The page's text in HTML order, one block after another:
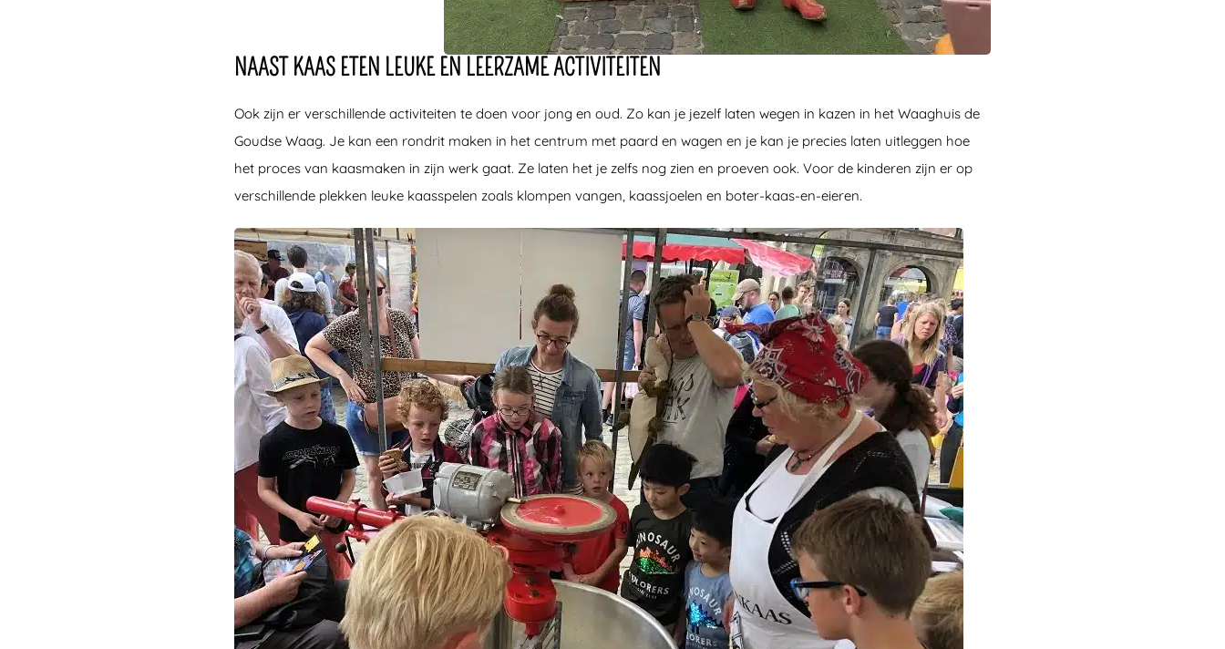
NAAST KAAS ETEN LEUKE EN LEERZAME ACTIVITEITEN
Ook zijn er verschillende activiteiten te doen voor jong en oud. Zo kan je jezelf laten wegen in kazen in het Waaghuis de
Goudse Waag. Je kan een rondrit maken in het centrum met paard en wagen en je kan je precies laten uitleggen hoe
het proces van kaasmaken in zijn werk gaat. Ze laten het je zelfs nog zien en proeven ook. Voor de kinderen zijn er op
verschillende plekken leuke kaasspelen zoals klompen vangen, kaassjoelen en boter-kaas-en-eieren.